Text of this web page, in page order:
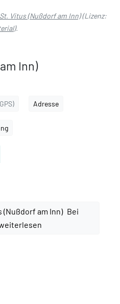
St. Vitus (Nußdorf am Inn)(Lizenz:
).
Inn)
Adresse
Bei